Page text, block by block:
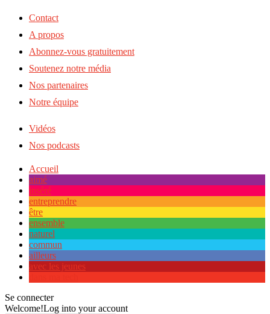
Contact
A propos
Abonnez-vous gratuitement
Soutenez notre média
Nos partenaires
Notre équipe
Vidéos
Nos podcasts
Accueil
aimé
inséré
entreprendre
être
ensemble
naturel
commun
ailleurs
avec les jeunes
Se connecter
Welcome!Log into your account